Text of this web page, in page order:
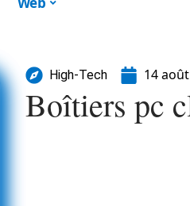
High-Tech 14
Boîtiers pc